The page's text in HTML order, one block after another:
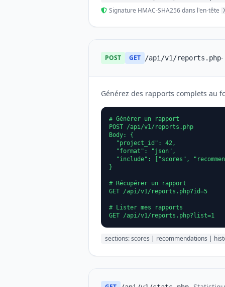
Signature HMAC-SHA256 dans l'en-tête
POST GET /api/v1/reports.php-
Générez des rapports complets au
# Générer un rapport
POST /api/v1/reports.php
Body: {
  "project_id": 42,
  "format": "json",
"include": ["scores",
}
# Récupérer un rapport
GET /api/v1/reports.php?id=5
# Lister mes rapports
GET /api/v1/reports.php?list=1
sections: scores | recommendations |